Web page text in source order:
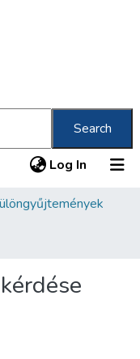
Search
Log In (current)